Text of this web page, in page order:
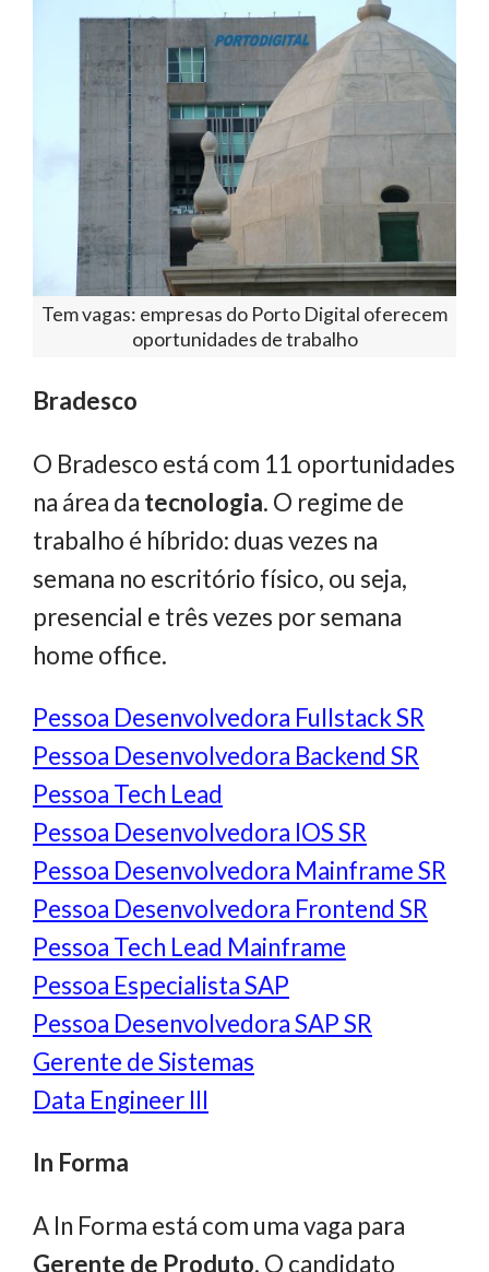
Tem vagas: empresas do Porto Digital oferecem
oportunidades de trabalho
Bradesco
O Bradesco está com 11 oportunidades
na área da tecnologia. O regime de
trabalho é híbrido: duas vezes na
semana no escritório físico, ou seja,
presencial e três vezes por semana
home office.
Pessoa Desenvolvedora Fullstack SR
Pessoa Desenvolvedora Backend SR
Pessoa Tech Lead
Pessoa Desenvolvedora IOS SR
Pessoa Desenvolvedora Mainframe SR
Pessoa Desenvolvedora Frontend SR
Pessoa Tech Lead Mainframe
Pessoa Especialista SAP
Pessoa Desenvolvedora SAP SR
Gerente de Sistemas
Data Engineer III
In Forma
A In Forma está com uma vaga para
Gerente de Produto. O candidato